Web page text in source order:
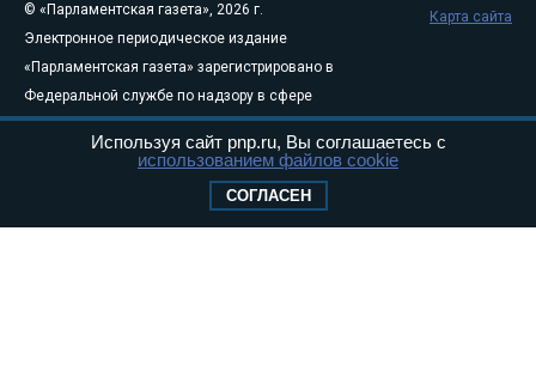
© «Парламентская газета», 2026 г.
Электронное периодическое издание
«Парламентская газета» зарегистрировано в
Федеральной службе по надзору в сфере
связи, информационных технологий и
массовых коммуникаций (Роскомнадзор) 05
Свидетельство о регистрации Эл № ФС77-
Карта сайта
Используя сайт pnp.ru, Вы соглашаетесь с
использованием файлов cookie
СОГЛАСЕН